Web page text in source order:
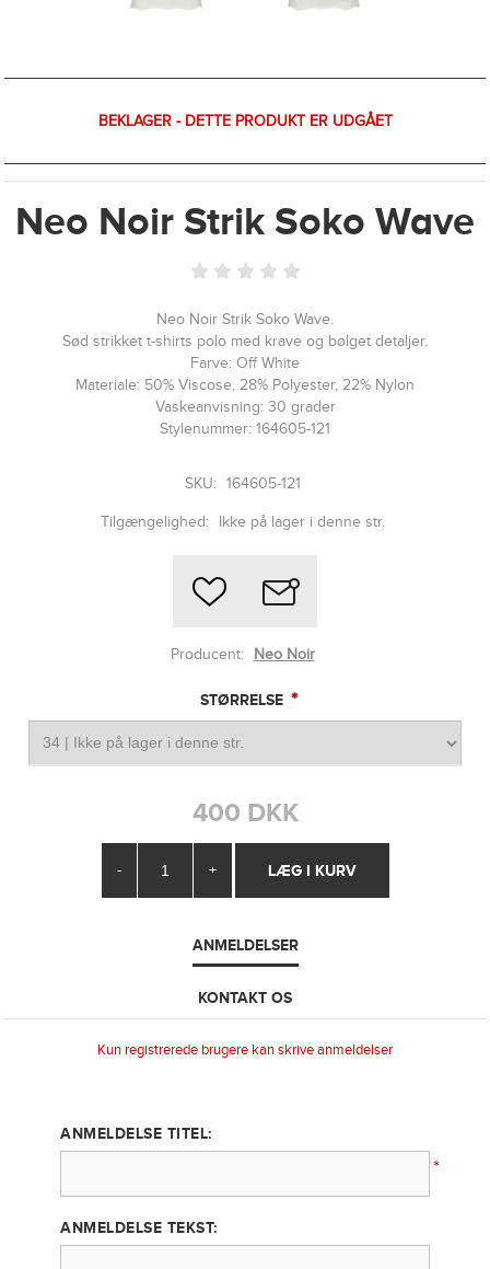
BEKLAGER - DETTE PRODUKT ER UDGÅET
Neo Noir Strik Soko Wave
Neo Noir Strik Soko Wave.
Sød strikket t-shirts polo med krave og bølget detaljer.
Farve: Off White
Materiale: 50% Viscose, 28% Polyester, 22% Nylon
Vaskeanvisning: 30 grader
Stylenummer: 164605-121
SKU: 164605-121
Tilgængelighed: Ikke på lager i denne str.
Producent: Neo Noir
STØRRELSE *
400 DKK
- +
ANMELDELSER
KONTAKT OS
Kun registrerede brugere kan skrive anmeldelser
ANMELDELSE TITEL:
*
ANMELDELSE TEKST: